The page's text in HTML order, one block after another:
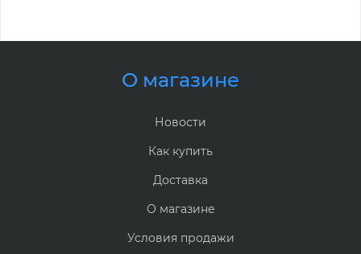
О магазине
Новости
Как купить
Доставка
О магазине
Условия продажи